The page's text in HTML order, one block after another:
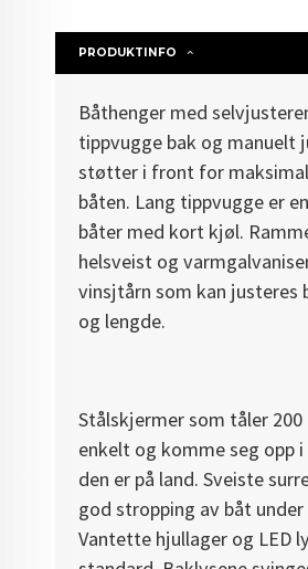
PRODUKTINFO
Båthenger med
tippvugge bak og manuelt
støtter i front for
båten. Lang tippvugge er
båter med kort kjøl.
helsveist og
vinsjtårn som kan justeres
og lengde.
Stålskjermer som tåler
enkelt og komme seg opp
den er på land. Sveiste
god stropping av båt
Vantette hjullager og LED